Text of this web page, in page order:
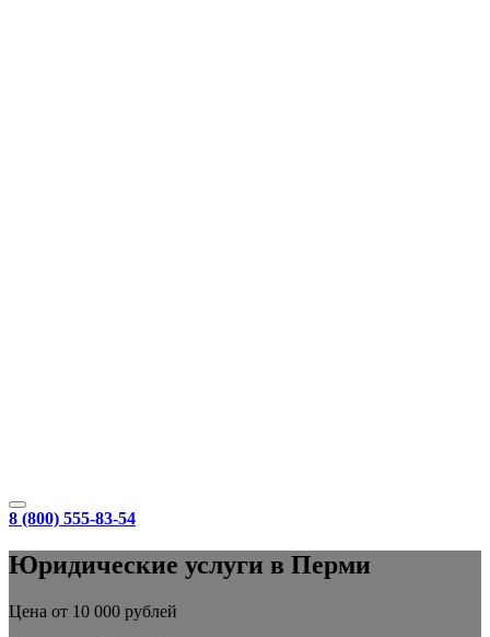
8 (800) 555-83-54
Юридические услуги в Перми
Цена от 10 000 рублей